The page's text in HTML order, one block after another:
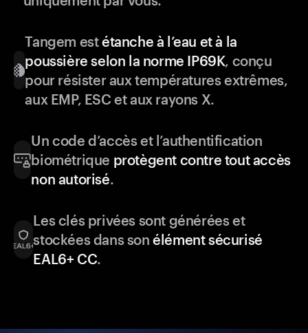
Tangem estétanche à l’eau et à la
poussière selon la norme IP69K, conçu
pour résister aux températures extrêmes,
aux EMP, ESC et aux rayons X.
Un code d’accès et l’authentification
biométrique protègent contre tout accès
non autorisé.
Les clés privées sont générées et
stockées dans sonélément sécurisé
EAL6+ CC.